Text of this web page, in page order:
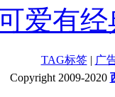
爱有
TAG标签 | 广
Copyright 2009-2020